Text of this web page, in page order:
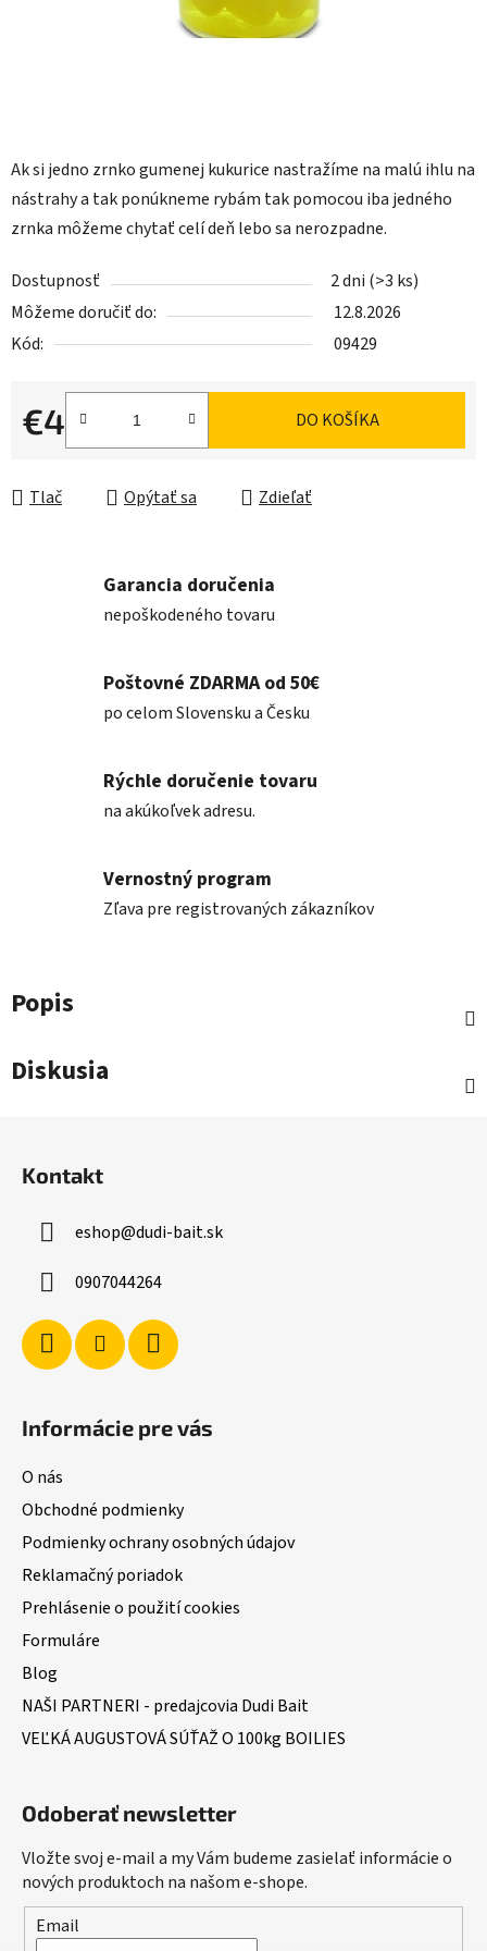
Ak si jedno zrnko gumenej kukurice nastražíme na malú ihlu na
nástrahy a tak ponúkneme rybám tak pomocou iba jedného
zrnka môžeme chytať celí deň lebo sa nerozpadne.
Dostupnosť 2 dni (>3 ks)
Môžeme doručiť do:
12.8.2026
Kód:
09429
€4
Jednotková cena:
DO KOŠÍKA
Tlač Opýtať sa Zdieľať
Garancia doručenia
nepoškodeného tovaru
Poštovné ZDARMA od 50€
po celom Slovensku a Česku
Rýchle doručenie tovaru
na akúkoľvek adresu.
Vernostný program
Zľava pre registrovaných zákazníkov
Popis
Diskusia
Kontakt
eshop@dudi-bait.sk
0907044264
Informácie pre vás
O nás
Obchodné podmienky
Podmienky ochrany osobných údajov
Reklamačný poriadok
Prehlásenie o použití cookies
Formuláre
Blog
NAŠI PARTNERI - predajcovia Dudi Bait
VEĽKÁ AUGUSTOVÁ SÚŤAŽ O 100kg BOILIES
Odoberať newsletter
Vložte svoj e-mail a my Vám budeme zasielať informácie o
nových produktoch na našom e-shope.
Email